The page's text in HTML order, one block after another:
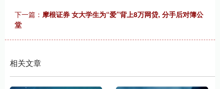
下一篇： 摩根证券 女大学生为“爱”背上8万网贷, 分手后对簿公
堂
相关文章